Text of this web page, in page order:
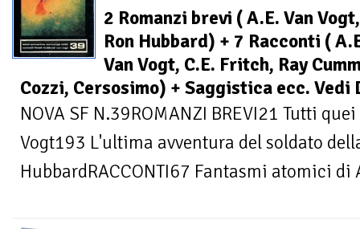
2 Romanzi brevi ( A.E. Van
Ron Hubbard) + 7 Racconti (
Van Vogt, C.E. Fritch, Ray
Cozzi, Cersosimo) + Saggistica ecc.
NOVA SF N.39ROMANZI BREVI21 Tutti
Vogt193 L'ultima avventura del soldato
HubbardRACCONTI67 Fantasmi atomici di